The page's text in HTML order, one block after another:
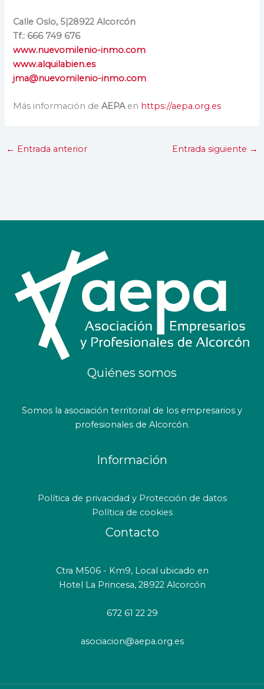
Calle Oslo, 5|28922 Alcorcón
Tf.: 666 749 676
www.nuevomilenio-inmo.com
www.alquilabien.es
jma@nuevomilenio-inmo.com
Más información deAEPAen https://aepa.org.es
← Entrada anterior Entrada siguiente →
Quiénes somos
Somos la asociación territorial de los empresarios y
profesionales de Alcorcón.
Información
Política de privacidad y Protección de datos
Política de cookies
Contacto
Ctra M506 - Km9, Local ubicado en
Hotel La Princesa, 28922 Alcorcón
672 61 22 29
asociacion@aepa.org.es